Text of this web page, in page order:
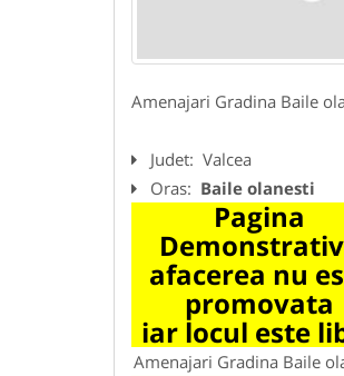
Amenajari Gradina Baile
Judet: Valcea
Oras: Baile olanesti
Pagina
afacerea nu
promovata
iar locul este
Amenajari Gradina Baile